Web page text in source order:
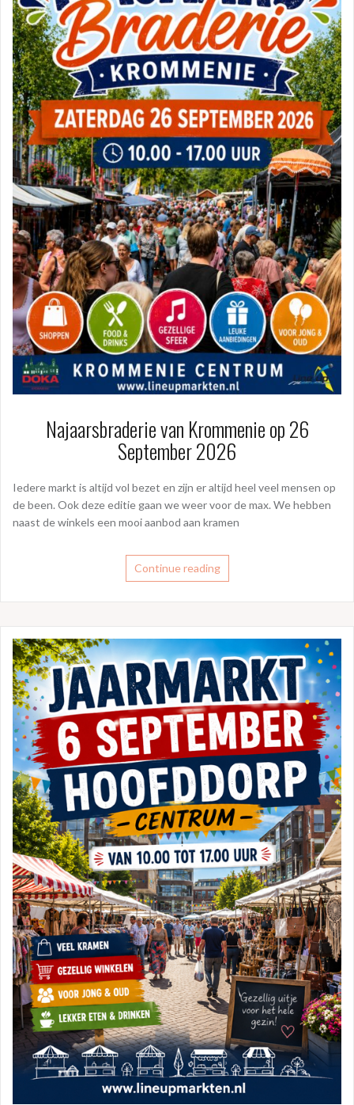
Najaarsbraderie van Krommenie op 26
September 2026
Iedere markt is altijd vol bezet en zijn er altijd heel veel mensen op
de been. Ook deze editie gaan we weer voor de max. We hebben
naast de winkels een mooi aanbod aan kramen
Continue reading